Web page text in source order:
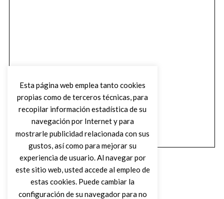
Esta página web emplea tanto cookies
propias como de terceros técnicas, para
recopilar información estadística de su
navegación por Internet y para
mostrarle publicidad relacionada con sus
gustos, así como para mejorar su
experiencia de usuario. Al navegar por
este sitio web, usted accede al empleo de
estas cookies. Puede cambiar la
configuración de su navegador para no